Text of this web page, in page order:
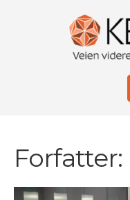
Forfatter: